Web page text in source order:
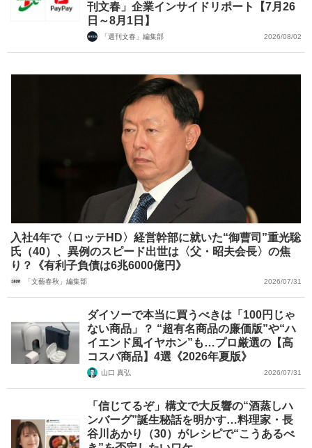
刊文春」企業インサイドリポート【7月26
日～8月1日】
「週刊文春」編集部 2026/08/02
入社4年で〈ロッテHD〉経営幹部に就いた“御曹司”重光聡
氏（40）、異例のスピード出世は〈父・昭夫会長〉の焦
り？《有利子負債は6兆6000億円》
「文藝春秋」編集部 2026/07/31
ダイソーで本当に買うべきは「100円じゃ
ない商品」？ “超有名商品の廉価版”や“ハ
イエンド風イヤホン”も…プロ厳選の【高
コスパ商品】4選《2026年夏版》
山口 真弘 2026/07/31
「信じてるぞ」構文で大反響の“酒蒸しハ
ンバーグ”誕生秘話を明かす…料理家・長
谷川あかり（30）がレシピで“こうあるべ